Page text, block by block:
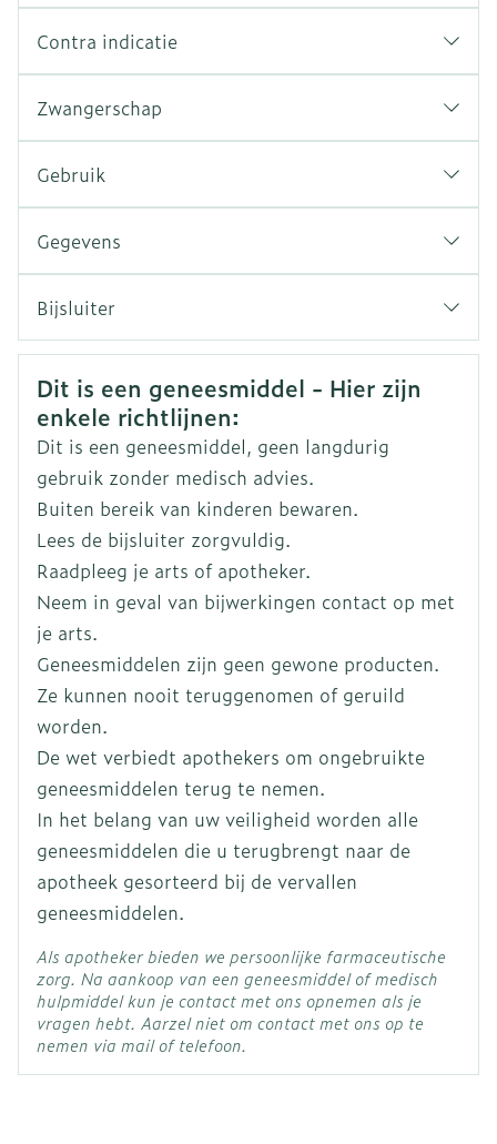
Contra indicatie
Zwangerschap
Gebruik
Tussen 2 innames dient minstens 4 uur te
zitten.
Niet gebruiken in combinatie met andere
geneesmiddelen die paracetamol bevatten.
De aangegeven dosering mag niet overschreden
worden.
Paracetamol AB kan aan de breukstreep gedeeld
worden om het gebruik bij kinderen te
vergemakkelijken.
Indien de pijn langer dan 5 dagen aanhoudt of
koorts langer dan 3 dagen duurt of verergert of
andere symptomen optreden, moet de
behandeling worden stopgezet en dient een
arts geraadpleegd te worden. De maximale
dagdosering mag 60 mg/kg/dag (tot 2g / dag)
Gegevens
Organisaties Aurobindo
Merken Aurobindo
Breedte 104 mm
Lengte
Diepte 83 mm
Actieve
Ingrediënten
paracetamol
Behoud
25°C)
Bijsluiter
Nederlands
Duits Frans
Veiligheidsinformatie
Dit is een geneesmiddel - Hier zijn
enkele richtlijnen:
Dit is een geneesmiddel, geen langdurig
gebruik zonder medisch advies.
Buiten bereik van kinderen bewaren.
Lees de bijsluiter zorgvuldig.
Raadpleeg je arts of apotheker.
Neem in geval van bijwerkingen contact op met
je arts.
Geneesmiddelen zijn geen gewone producten.
Ze kunnen nooit teruggenomen of geruild
worden.
De wet verbiedt apothekers om ongebruikte
geneesmiddelen terug te nemen.
In het belang van uw veiligheid worden alle
geneesmiddelen die u terugbrengt naar de
apotheek gesorteerd bij de vervallen
geneesmiddelen.
Als apotheker bieden we persoonlijke farmaceutische
zorg. Na aankoop van een geneesmiddel of medisch
hulpmiddel kun je contact met ons opnemen als je
vragen hebt. Aarzel niet om contact met ons op te
nemen via mail of telefoon.